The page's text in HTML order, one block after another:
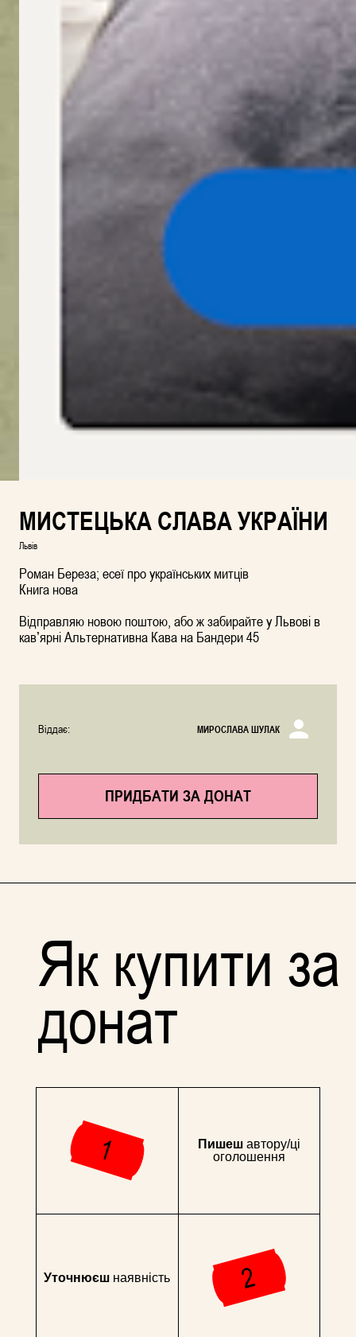
МИСТЕЦЬКА СЛАВА УКРАЇНИ
Львів
Роман Береза; есеї про українських митців
Книга нова
Відправляю новою поштою, або ж забирайте у Львові в
кавʼярні Альтернативна Кава на Бандери 45
Віддає: МИРОСЛАВА ШУЛАК
ПРИДБАТИ ЗА ДОНАТ
Як купити за
донат
Пишеш автору/ці
оголошення
Уточнюєш наявність